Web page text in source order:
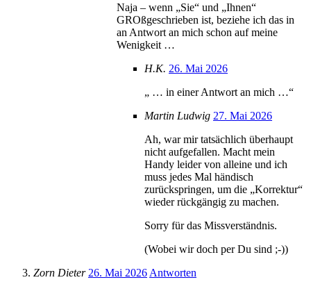
Naja – wenn „Sie“ und „Ihnen“
GROßgeschrieben ist, beziehe ich das in
an Antwort an mich schon auf meine
Wenigkeit …
H.K. 26. Mai 2026
„ … in einer Antwort an mich …“
Martin Ludwig 27. Mai 2026
Ah, war mir tatsächlich überhaupt
nicht aufgefallen. Macht mein
Handy leider von alleine und ich
muss jedes Mal händisch
zurückspringen, um die „Korrektur“
wieder rückgängig zu machen.
Sorry für das Missverständnis.
(Wobei wir doch per Du sind ;-))
Zorn Dieter 26. Mai 2026 Antworten